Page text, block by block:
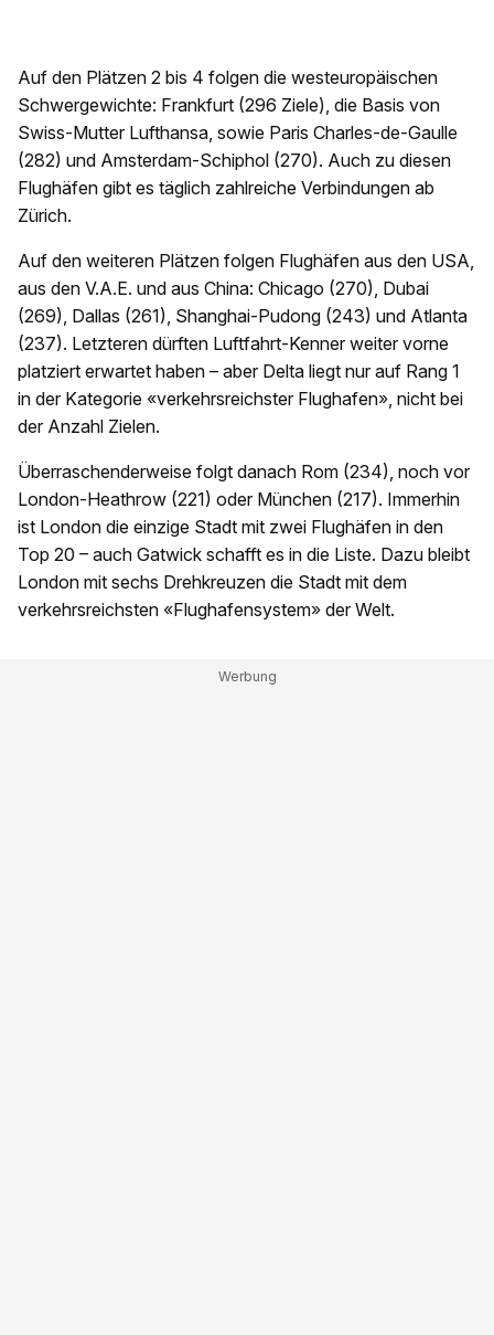
Auf den Plätzen 2 bis 4 folgen die westeuropäischen
Schwergewichte: Frankfurt (296 Ziele), die Basis von
Swiss-Mutter Lufthansa, sowie Paris Charles-de-Gaulle
(282) und Amsterdam-Schiphol (270). Auch zu diesen
Flughäfen gibt es täglich zahlreiche Verbindungen ab
Zürich.
Auf den weiteren Plätzen folgen Flughäfen aus den USA,
aus den V.A.E. und aus China: Chicago (270), Dubai
(269), Dallas (261), Shanghai-Pudong (243) und Atlanta
(237). Letzteren dürften Luftfahrt-Kenner weiter vorne
platziert erwartet haben – aber Delta liegt nur auf Rang 1
in der Kategorie «verkehrsreichster Flughafen», nicht bei
der Anzahl Zielen.
Überraschenderweise folgt danach Rom (234), noch vor
London-Heathrow (221) oder München (217). Immerhin
ist London die einzige Stadt mit zwei Flughäfen in den
Top 20 – auch Gatwick schafft es in die Liste. Dazu bleibt
London mit sechs Drehkreuzen die Stadt mit dem
verkehrsreichsten «Flughafensystem» der Welt.